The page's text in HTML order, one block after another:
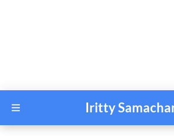
Iritty